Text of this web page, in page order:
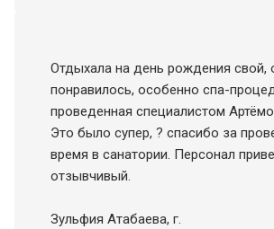
Отдыхала на день рождения свой,
понравилось, особенно спа-
проведенная специалистом
Это было супер, ? спасибо за
время в санатории. Персонал
отзывчивый.
Зульфия Атабаева, г.